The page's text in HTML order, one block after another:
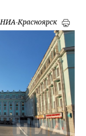
НИА-Красноярск